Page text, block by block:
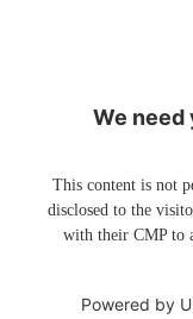
We need
This content is not
disclosed to the
with their CMP to
Powered by